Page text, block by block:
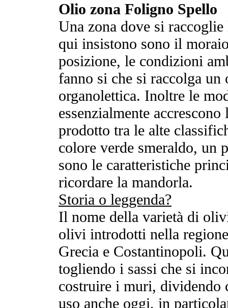
Olio zona Foligno Spello
Una zona dove si
qui insistono sono il
posizione, le condizioni
fanno si che si raccolga
organolettica. Inoltre le
essenzialmente
prodotto tra le alte
colore verde smeraldo, un
sono le caratteristiche
ricordare la mandorla.
Storia o leggenda?
Il nome della varietà di
olivi introdotti nella
Grecia e Costantinopoli.
togliendo i sassi che si
costruire i muri, dividendo
uso anche oggi, in